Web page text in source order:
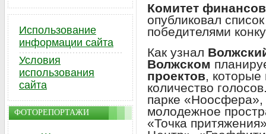
Комитет
опубликовал
победителями
Как узнал
Волжском
проектов,
количество
парке
молодежное
«Точка
Использование
информации сайта
Условия
использования
сайта
ФОТОРЕПОРТАЖИ